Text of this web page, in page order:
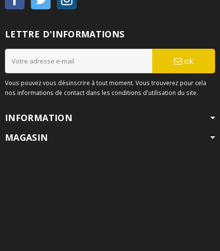
LETTRE D'INFORMATIONS
ok
Vous pouvez vous désinscrire à tout moment. Vous trouverez pour cela
nos informations de contact dans les conditions d'utilisation du site.
INFORMATION
MAGASIN